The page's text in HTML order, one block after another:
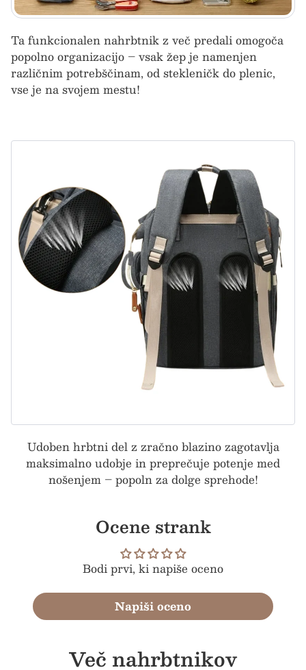
Ta funkcionalen nahrbtnik z več predali omogoča
popolno organizacijo – vsak žep je namenjen
različnim potrebščinam, od stekleničk do plenic,
vse je na svojem mestu!
Udoben hrbtni del z zračno blazino zagotavlja
maksimalno udobje in preprečuje potenje med
nošenjem – popoln za dolge sprehode!
Ocene strank
Bodi prvi, ki napiše oceno
Napiši oceno
Več nahrbtnikov